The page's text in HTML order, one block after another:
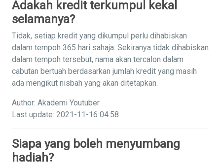
Adakah kredit terkumpul kekal
selamanya?
Tidak, setiap kredit yang dikumpul perlu dihabiskan
dalam tempoh 365 hari sahaja. Sekiranya tidak dihabiskan
dalam tempoh tersebut, nama akan tercalon dalam
cabutan bertuah berdasarkan jumlah kredit yang masih
ada mengikut nisbah yang akan ditetapkan.
Author: Akademi Youtuber
Last update: 2021-11-16 04:58
Siapa yang boleh menyumbang
hadiah?